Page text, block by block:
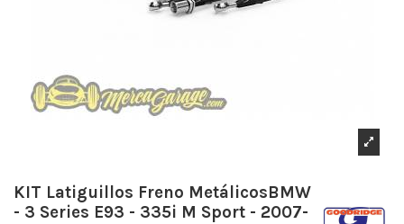
KIT Latiguillos Freno MetálicosBMW
- 3 Series E93 - 335i M Sport - 2007-